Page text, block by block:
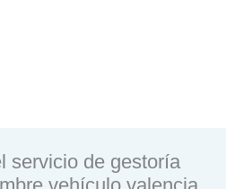
servicio de gestoría